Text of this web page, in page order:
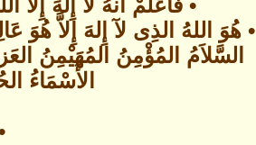
• فَاعْلَمْ أَنهُ لآ إِلهَ
• هُوَ اللهُ الذِى لآ إِلهَ إِلاَّ
السَّلاَمُ المُؤْمِنُ المُهَيْمِنُ
الأَسْمَاءُ